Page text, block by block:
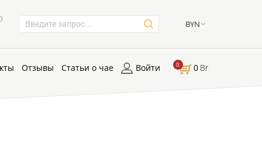
BYN
Отзывы Статьи о чае Войти 0 0 Br